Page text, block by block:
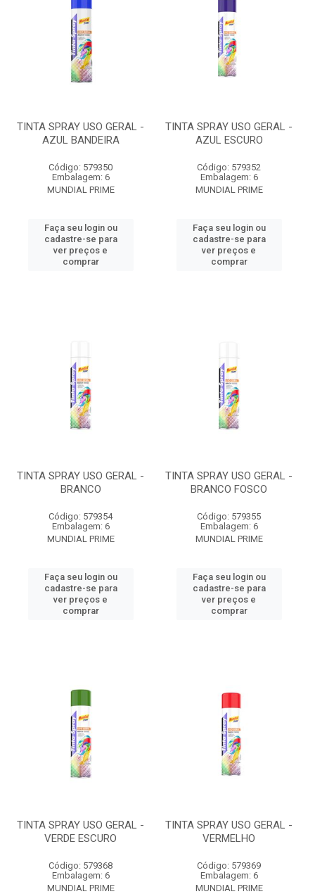
TINTA SPRAY USO GERAL -
AZUL BANDEIRA
Código: 579350
Embalagem: 6
MUNDIAL PRIME
Faça seu login ou
cadastre-se para
ver preços e
comprar
TINTA SPRAY USO GERAL -
AZUL ESCURO
Código: 579352
Embalagem: 6
MUNDIAL PRIME
Faça seu login ou
cadastre-se para
ver preços e
comprar
TINTA SPRAY USO GERAL -
BRANCO
Código: 579354
Embalagem: 6
MUNDIAL PRIME
Faça seu login ou
cadastre-se para
ver preços e
comprar
TINTA SPRAY USO GERAL -
BRANCO FOSCO
Código: 579355
Embalagem: 6
MUNDIAL PRIME
Faça seu login ou
cadastre-se para
ver preços e
comprar
TINTA SPRAY USO GERAL -
VERDE ESCURO
Código: 579368
Embalagem: 6
MUNDIAL PRIME
TINTA SPRAY USO GERAL -
VERMELHO
Código: 579369
Embalagem: 6
MUNDIAL PRIME